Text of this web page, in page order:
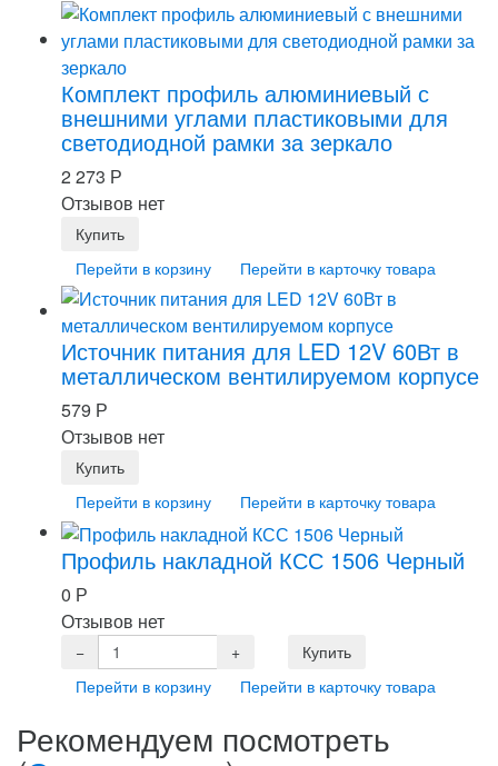
Комплект профиль алюминиевый с
внешними углами пластиковыми для
светодиодной рамки за зеркало
2 273 Р
Отзывов нет
Перейти в корзину Перейти в карточку товара
Источник питания для LED 12V 60Вт в
металлическом вентилируемом корпусе
579 Р
Отзывов нет
Перейти в корзину Перейти в карточку товара
Профиль накладной КСС 1506 Черный
0 Р
Отзывов нет
Перейти в корзину Перейти в карточку товара
Рекомендуем посмотреть